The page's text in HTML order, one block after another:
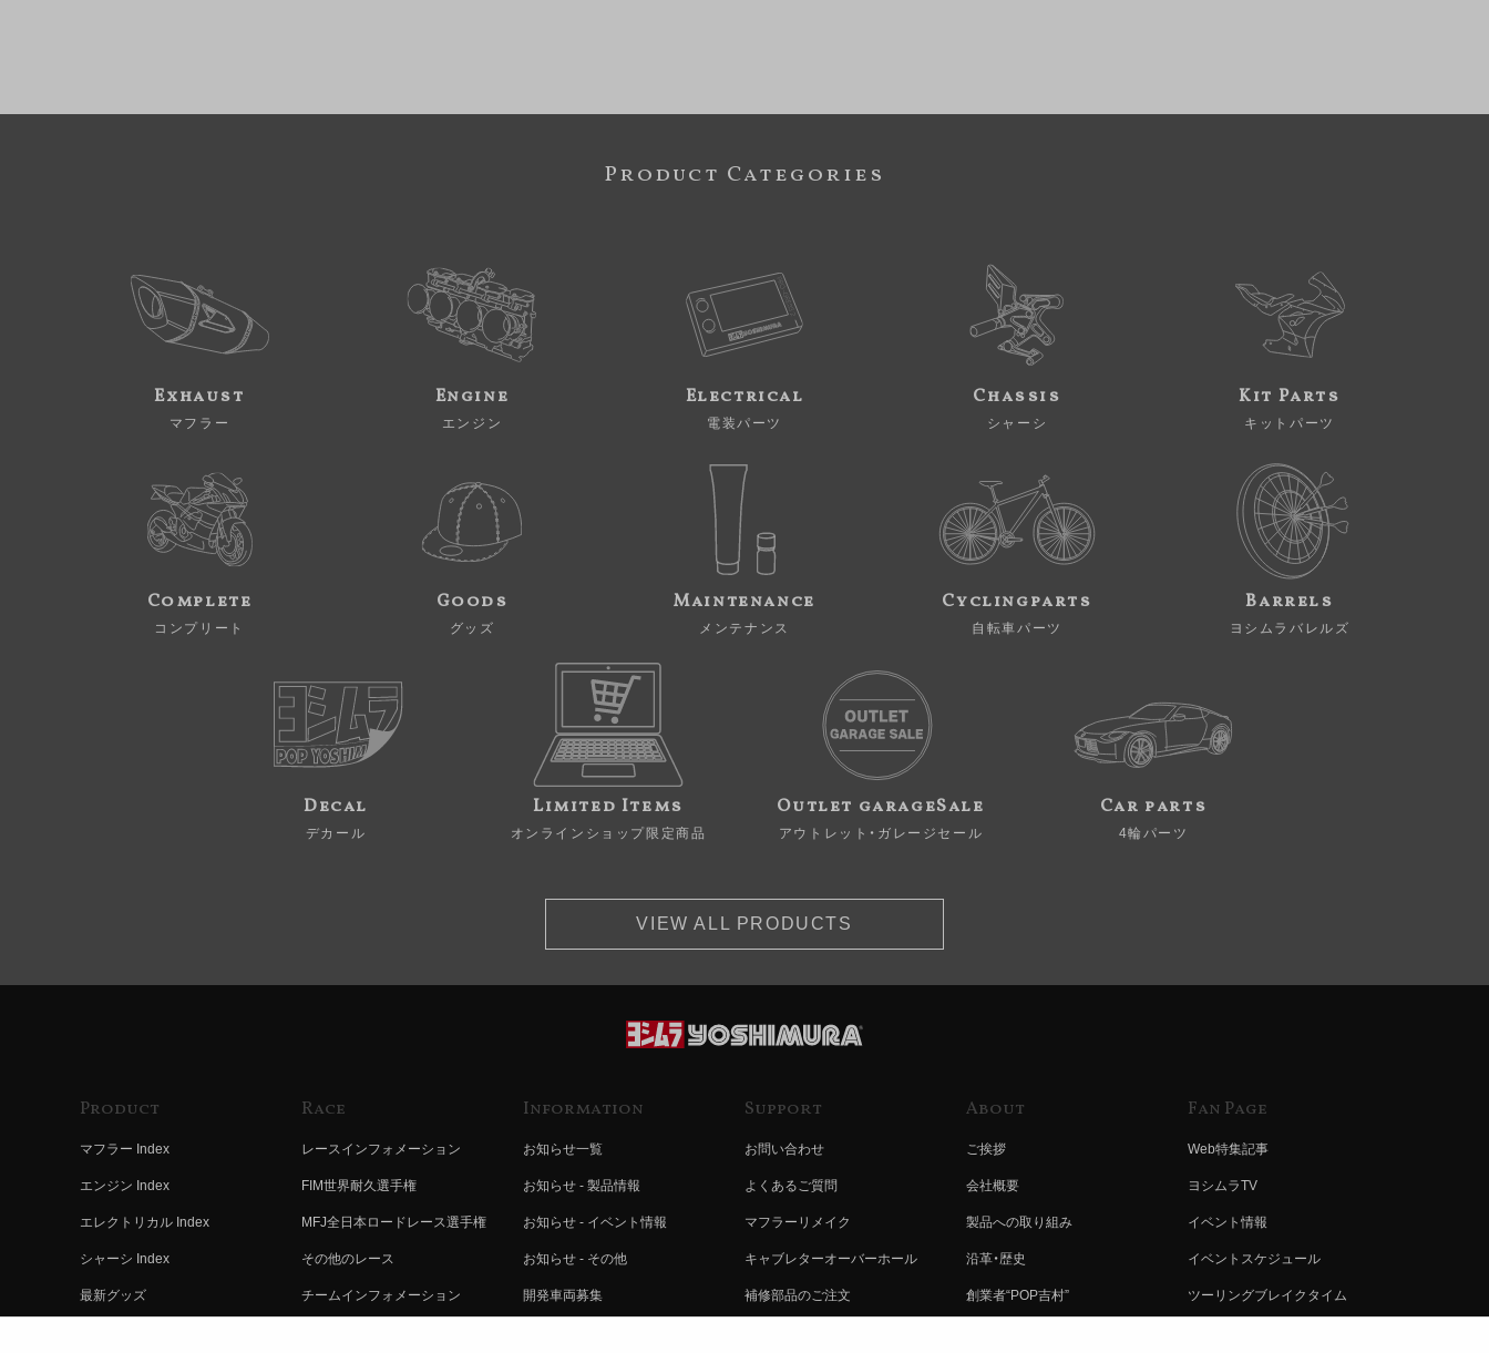
Product Categories
Exhaust
マフラー
Engine
エンジン
Electrical
電装パーツ
Chassis
シャーシ
Kit Parts
キットパーツ
Complete
コンプリート
Goods
グッズ
Maintenance
メンテナンス
Cyclingparts
自転車パーツ
Barrels
ヨシムラバレルズ
Decal
デカール
Limited Items
オンラインショップ限定商品
Outlet garageSale
アウトレット・ガレージセール
Car parts
4輪パーツ
VIEW ALL PRODUCTS
Product
マフラー Index
エンジン Index
エレクトリカル Index
シャーシ Index
最新グッズ
Race
レースインフォメーション
FIM世界耐久選手権
MFJ全日本ロードレース選手権
その他のレース
チームインフォメーション
Information
お知らせ一覧
お知らせ - 製品情報
お知らせ - イベント情報
お知らせ - その他
開発車両募集
Support
お問い合わせ
よくあるご質問
マフラーリメイク
キャブレターオーバーホール
補修部品のご注文
About
ご挨拶
会社概要
製品への取り組み
沿革・歴史
創業者“POP吉村”
Fan Page
Web特集記事
ヨシムラTV
イベント情報
イベントスケジュール
ツーリングブレイクタイム